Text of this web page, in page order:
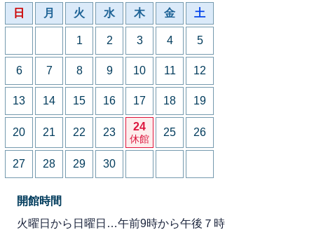
日 月 火 水 木 金 土
1 2 3 4 5
6 7 8 9 10 11 12
13 14 15 16 17 18 19
20 21 22 23 24
休館
25 26
27 28 29 30
開館時間
火曜日から日曜日…午前9時から午後７時